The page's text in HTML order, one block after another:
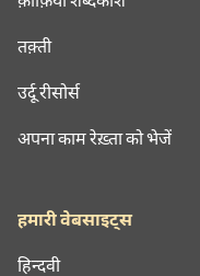
तक़्ती
उर्दू रीसोर्स
अपना काम रेख़्ता को भेजें
हमारी वेबसाइट्स
हिन्दवी